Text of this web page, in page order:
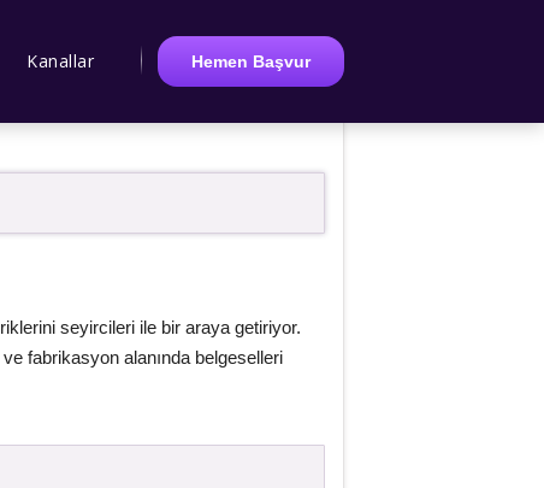
Kanallar Hemen Başvur
seyircileri ile bir araya getiriyor.
fabrikasyon alanında belgeselleri